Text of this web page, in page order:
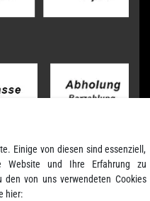
Einige von diesen sind essenziell,
Website und Ihre Erfahrung zu
den von uns verwendeten Cookies
hier: